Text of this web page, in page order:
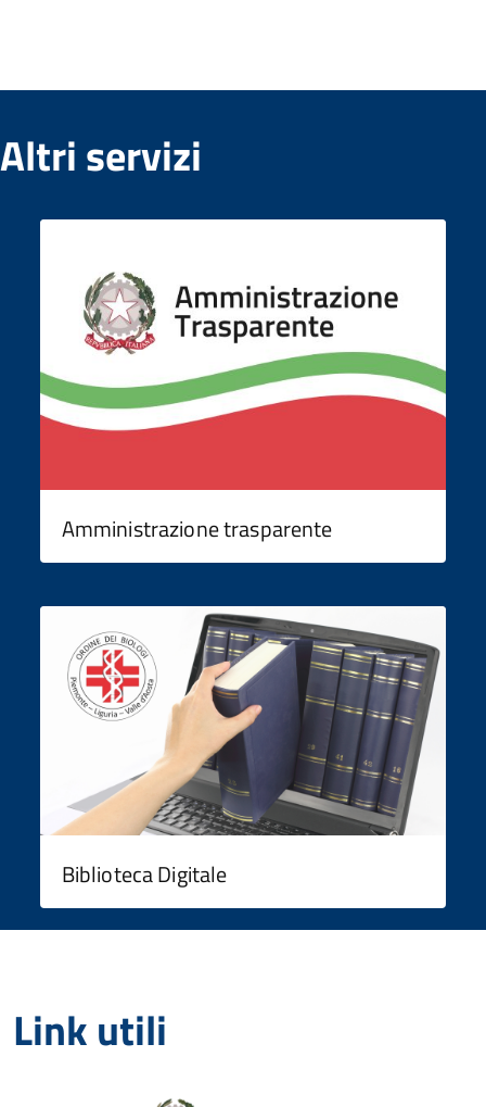
Altri servizi
Amministrazione trasparente
Biblioteca Digitale
Link utili